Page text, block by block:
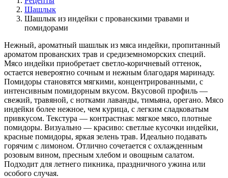
Шашлык
Шашлык из индейки с прованскими травами и
помидорами
Нежный, ароматный шашлык из мяса индейки, пропитанный
ароматом прованских трав и средиземноморских специй.
Мясо индейки приобретает светло-коричневый оттенок,
остается невероятно сочным и нежным благодаря маринаду.
Помидоры становятся мягкими, концентрированными, с
интенсивным помидорным вкусом. Вкусовой профиль —
свежий, травяной, с нотками лаванды, тимьяна, орегано. Мясо
индейки более нежное, чем курица, с легким сладковатым
привкусом. Текстура — контрастная: мягкое мясо, плотные
помидоры. Визуально — красиво: светлые кусочки индейки,
красные помидоры, яркая зелень трав. Идеально подавать
горячим с лимоном. Отлично сочетается с охлажденным
розовым вином, пресным хлебом и овощным салатом.
Подходит для летнего пикника, праздничного ужина или
особого случая.